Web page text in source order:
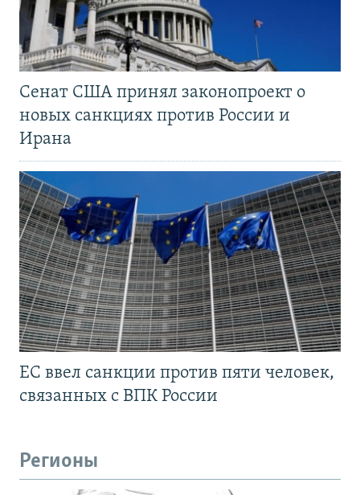
Сенат США принял законопроект о
новых санкциях против России и
Ирана
ЕС ввел санкции против пяти человек,
связанных с ВПК России
Регионы